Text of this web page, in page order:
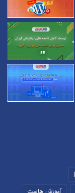
آموزش هاست